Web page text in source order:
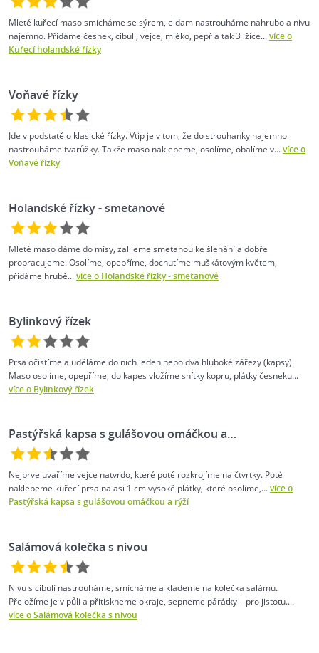
Mleté kuřecí maso smícháme se sýrem, eidam nastrouháme nahrubo a nivu
najemno. Přidáme česnek, cibuli, vejce, mléko, pepř a tak 3 lžíce...více o
Kuřecí holandské řízky
Voňavé řízky
Jde v podstatě o klasické řízky. Vtip je v tom, že do strouhanky najemno
nastrouháme tvarůžky. Takže maso naklepeme, osolíme, obalíme v...více o
Voňavé řízky
Holandské řízky - smetanové
Mleté maso dáme do mísy, zalijeme smetanou ke šlehání a dobře
propracujeme. Osolíme, opepříme, dochutíme muškátovým květem,
přidáme hrubě...více o Holandské řízky - smetanové
Bylinkový řízek
Prsa očistíme a uděláme do nich jeden nebo dva hluboké zářezy (kapsy).
Maso osolíme, opepříme, do kapes vložíme snítky kopru, plátky česneku...
více o Bylinkový řízek
Pastýřská kapsa s gulášovou omáčkou a…
Nejprve uvaříme vejce natvrdo, které poté rozkrojíme na čtvrtky. Poté
naklepeme kuřecí prsa na asi 1 cm vysoké plátky, které osolíme,...více o
Pastýřská kapsa s gulášovou omáčkou a rýží
Salámová kolečka s nivou
Nivu s cibulí nastrouháme, smícháme a klademe na kolečka salámu.
Přeložíme je v půli a přitiskneme okraje, sepneme párátky – pro jistotu....
více o Salámová kolečka s nivou